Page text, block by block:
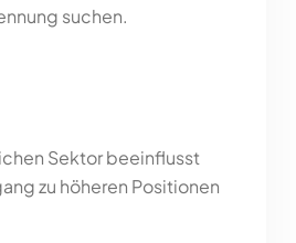
suchen.
Sektor beeinflusst
zu höheren Positionen